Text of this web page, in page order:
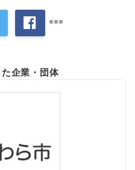
企業・団体